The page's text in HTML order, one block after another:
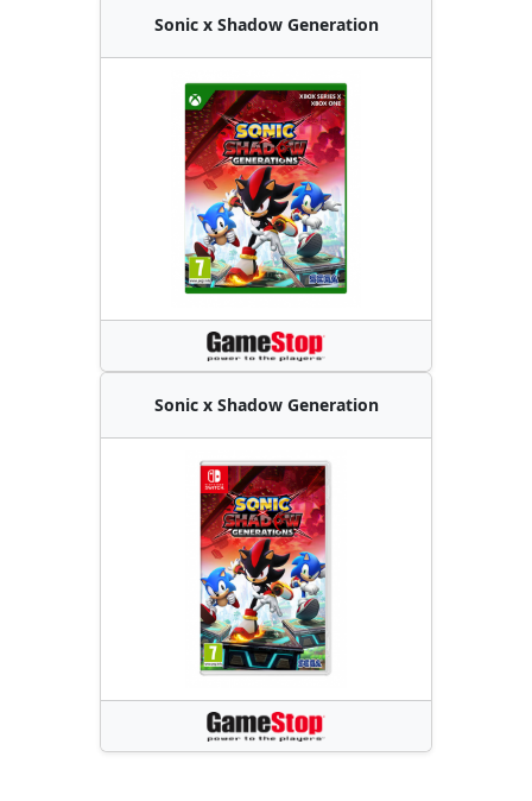
Sonic x Shadow Generation
Sonic x Shadow Generation